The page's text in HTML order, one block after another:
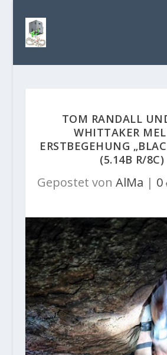
TOM RANDALL
WHITTAKER
ERSTBEGEHUNG
(5.14B R/8C)
Gepostet von AlMa | 0